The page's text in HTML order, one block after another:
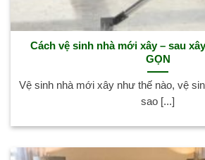
Cách vệ sinh nhà mới xây – sau
GỌN
Vệ sinh nhà mới xây như thế nào, vệ
sao [...]